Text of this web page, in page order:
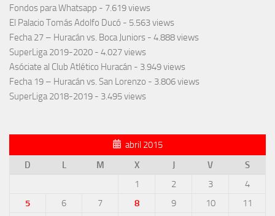
Fondos para Whatsapp - 7.619 views
El Palacio Tomás Adolfo Ducó - 5.563 views
Fecha 27 – Huracán vs. Boca Juniors - 4.888 views
SuperLiga 2019-2020 - 4.027 views
Asóciate al Club Atlético Huracán - 3.949 views
Fecha 19 – Huracán vs. San Lorenzo - 3.806 views
SuperLiga 2018-2019 - 3.495 views
abril 2015
D
L M X J V
S
1
2 3
4
5
6 7 8 9 10
11